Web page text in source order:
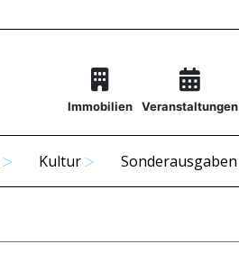
Immobilien Veranstaltungen
Kultur Sonderausgaben